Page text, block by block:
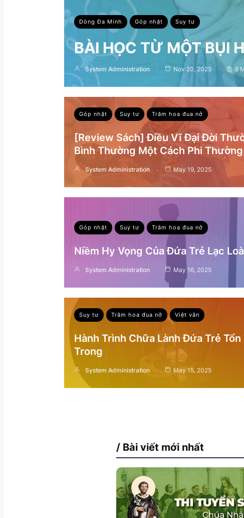
Dòng Đa Minh Góp nhặt Suy tư
BÀI HỌC TỪ MỘT BỤI
System Administration Nov 20, 2025 6
Góp nhặt Suy tư Trăm hoa đua nở
[Review Sách] Điều Vĩ Đại Đời
Bình Thường Một Cách Phi Thường
System Administration May 19, 2025
Góp nhặt Suy tư Trăm hoa đua nở
Niềm Hy Vọng Của Đứa Trẻ Lạc
System Administration May 16, 2025
Suy tư Trăm hoa đua nở Việt văn
Hành Trình Chữa Lành Đứa Trẻ
Trong
System Administration May 15, 2025
/ Bài viết mới nhất